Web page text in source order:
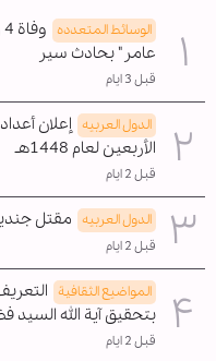
الوسائط المتعدده
عامر" بحادث سير
قبل 3 ايام
الدول العربیه إعلان
الأربعين لعام 1448هـ
قبل 2 ايام
الدول العربیه مقتل
قبل 2 ايام
المواضیع الثقافية
بتحقيق آية الله السيد
قبل 2 ايام